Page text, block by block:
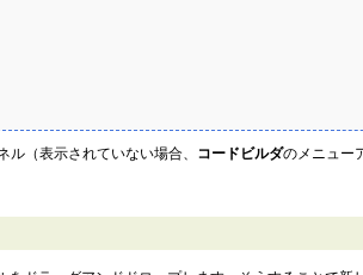
ル（表示されていない場合、 コードビルダのメニュー